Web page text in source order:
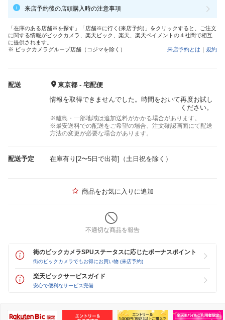
来店予約後の店頭購入時の注意事項
「在庫のある店舗※を探す」「店舗※に行く(来店予約)」をクリックすると、ご注文
に関する情報がビックカメラ、楽天ビック、楽天、楽天ペイメントの４社間で相互
に提供されます。
※ ビックカメラグループ店舗（コジマを除く）
来店予約とは ｜ 規約
配送
東京都 - 宅配便
情報を取得できませんでした。時間をおいて再度お試し
ください。
※離島・一部地域は追加送料がかかる場合があります。
※最安送料での配送をご希望の場合、注文確認画面にて配送
方法の変更が必要な場合があります。
配送予定 在庫有り[2〜5日で出荷]（土日祝を除く）
商品をお気に入りに追加
不適切な商品を報告
街のビックカメラSPUステータスに応じたボーナスポイント
街のビックカメラでもお得にお買い物 (来店予約)
楽天ビックサービスガイド
安心で便利なサービス完備